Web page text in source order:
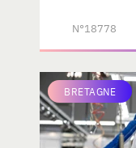
N°18778
BRETAGNE